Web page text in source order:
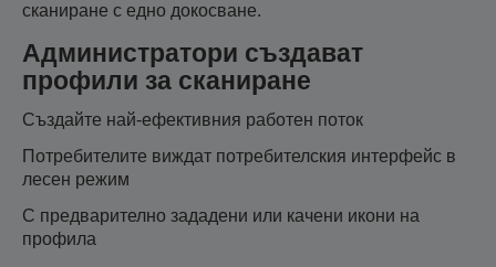
сканиране с едно докосване.
Администратори създават
профили за сканиране
Създайте най-ефективния работен поток
Потребителите виждат потребителския интерфейс в
лесен режим
С предварително зададени или качени икони на
профила